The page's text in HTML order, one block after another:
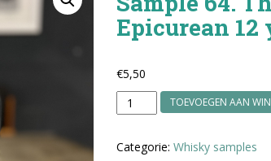
Epicurean 12
€5,50
Sample
64.
Epicurean
TOEVOEGEN AAN
Categorie: Whisky samples